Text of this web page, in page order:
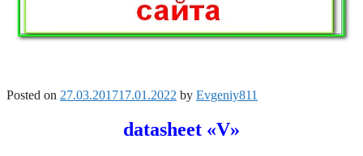
Posted on 27.03.201717.01.2022 by Evgeniy811
datasheet «V»